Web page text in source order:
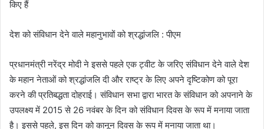
किए हैं
देश को संविधान देने वाले महानुभावों को श्रद्धांजलि : पीएम
प्रधानमंत्री नरेंद्र मोदी ने इससे पहले एक ट्वीट के जरिए संविधान देने वाले देश
के महान नेताओं को श्रद्धांजलि दी और राष्ट्र के लिए अपने दृष्टिकोण को पूरा
करने की प्रतिबद्धता दोहराई। संविधान सभा द्वारा भारत के संविधान को अपनाने के
उपलक्ष्य में 2015 से 26 नवंबर के दिन को संविधान दिवस के रूप में मनाया जाता
है। इससे पहले, इस दिन को कानून दिवस के रूप में मनाया जाता था।